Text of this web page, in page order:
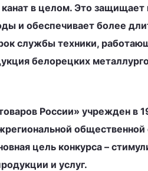
в целом. Это
и обеспечивает более
службы техники,
белорецких
России» учрежден
цель конкурса –
и услуг.